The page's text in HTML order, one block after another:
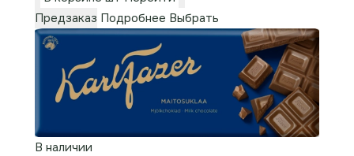
Предзаказ Подробнее Выбрать
В наличии